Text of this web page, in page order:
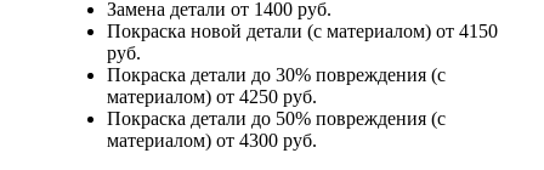
Замена детали от 1400 руб.
Покраска новой детали (с материалом) от 4150
руб.
Покраска детали до 30% повреждения (с
материалом) от 4250 руб.
Покраска детали до 50% повреждения (с
материалом) от 4300 руб.